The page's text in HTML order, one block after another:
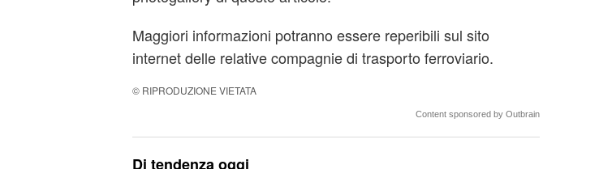
Maggiori informazioni potranno essere reperibili sul sito
internet delle relative compagnie di trasporto ferroviario.
© RIPRODUZIONE VIETATA
Content sponsored by Outbrain
Di tendenza oggi